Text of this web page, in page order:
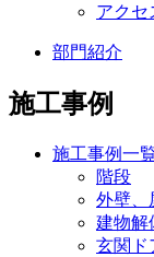
アクセ
部門紹介
施工事例
施工事例一
階段
外壁、
建物解
玄関ド